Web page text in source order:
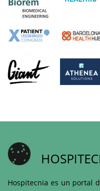
Hospitecnia es un portal